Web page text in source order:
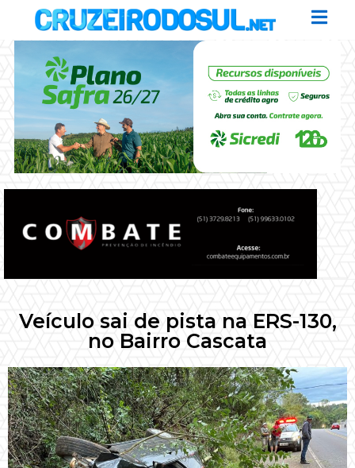
Veículo sai de pista na ERS-130,
no Bairro Cascata